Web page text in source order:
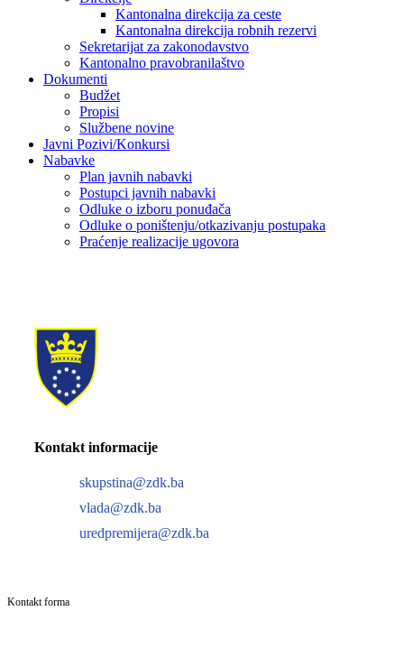
Kantonalna direkcija za ceste
Kantonalna direkcija robnih rezervi
Sekretarijat za zakonodavstvo
Kantonalno pravobranilaštvo
Dokumenti
Budžet
Propisi
Službene novine
Javni Pozivi/Konkursi
Nabavke
Plan javnih nabavki
Postupci javnih nabavki
Odluke o izboru ponuđača
Odluke o poništenju/otkazivanju postupaka
Praćenje realizacije ugovora
Kontakt informacije
skupstina@zdk.ba
vlada@zdk.ba
uredpremijera@zdk.ba
Kontakt forma